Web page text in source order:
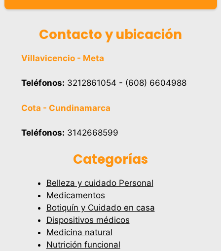
Contacto y ubicación
Villavicencio - Meta
Teléfonos: 3212861054 - (608) 6604988
Cota - Cundinamarca
Teléfonos: 3142668599
Categorías
Belleza y cuidado Personal
Medicamentos
Botiquín y Cuidado en casa
Dispositivos médicos
Medicina natural
Nutrición funcional